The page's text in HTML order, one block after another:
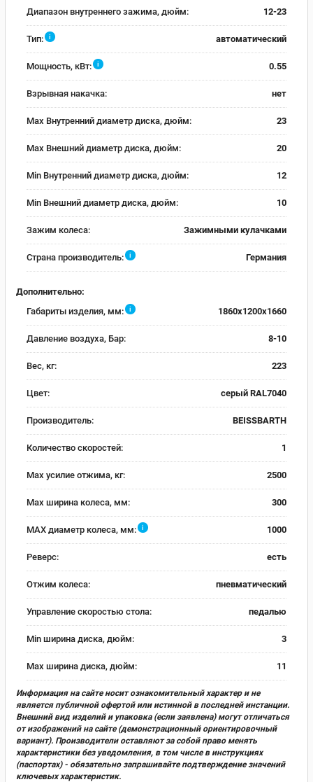
Диапазон внутреннего зажима, дюйм: 12-23
Тип: i автоматический
Мощность, кВт: i 0.55
Взрывная накачка: нет
Max Внутренний диаметр диска, дюйм: 23
Max Внешний диаметр диска, дюйм: 20
Min Внутренний диаметр диска, дюйм: 12
Min Внешний диаметр диска, дюйм: 10
Зажим колеса: Зажимными кулачками
Страна производитель: i Германия
Дополнительно:
Габариты изделия, мм:
i 1860х1200х1660
Давление воздуха, Бар: 8-10
Вес, кг: 223
Цвет: серый RAL7040
Производитель: BEISSBARTH
Количество скоростей: 1
Max усилие отжима, кг: 2500
Max ширина колеса, мм: 300
MAX диаметр колеса, мм: i 1000
Реверс: есть
Отжим колеса: пневматический
Управление скоростью стола: педалью
Min ширина диска, дюйм: 3
Max ширина диска, дюйм: 11
Информация на сайте носит ознакомительный характер и не
является публичной офертой или истинной в последней инстанции.
Внешний вид изделий и упаковка (если заявлена) могут отличаться
от изображений на сайте (демонстрационный ориентировочный
вариант). Производители оставляют за собой право менять
характеристики без уведомления, в том числе в инструкциях
(паспортах) - обязательно запрашивайте подтверждение значений
ключевых характеристик.